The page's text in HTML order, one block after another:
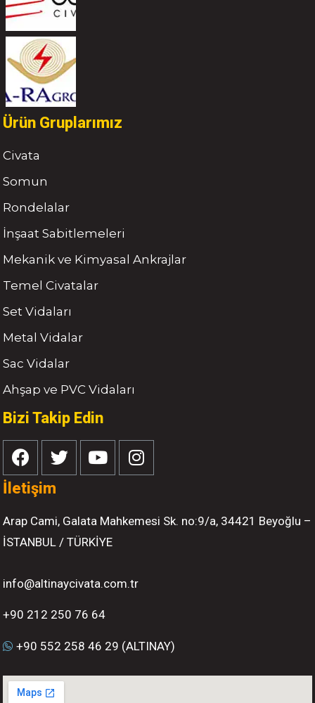
Ürün Gruplarımız
Civata
Somun
Rondelalar
İnşaat Sabitlemeleri
Mekanik ve Kimyasal Ankrajlar
Temel Civatalar
Set Vidaları
Metal Vidalar
Sac Vidalar
Ahşap ve PVC Vidaları
Bizi Takip Edin
İletişim
Arap Cami, Galata Mahkemesi Sk. no:9/a, 34421 Beyoğlu –
İSTANBUL / TÜRKİYE
info@altinaycivata.com.tr
+90 212 250 76 64
+90 552 258 46 29 (ALTINAY)